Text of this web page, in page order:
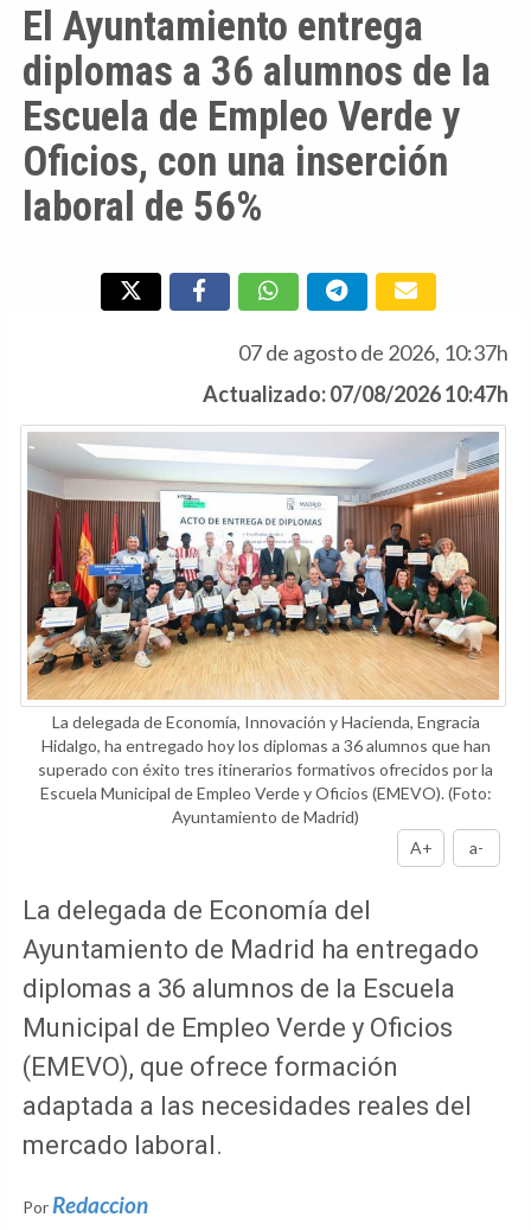
El Ayuntamiento entrega
diplomas a 36 alumnos de la
Escuela de Empleo Verde y
Oficios, con una inserción
laboral de 56%
07 de agosto de 2026, 10:37h
Actualizado: 07/08/2026 10:47h
La delegada de Economía, Innovación y Hacienda, Engracia
Hidalgo, ha entregado hoy los diplomas a 36 alumnos que han
superado con éxito tres itinerarios formativos ofrecidos por la
Escuela Municipal de Empleo Verde y Oficios (EMEVO).(Foto:
Ayuntamiento de Madrid)
A+
a-
La delegada de Economía del
Ayuntamiento de Madrid ha entregado
diplomas a 36 alumnos de la Escuela
Municipal de Empleo Verde y Oficios
(EMEVO), que ofrece formación
adaptada a las necesidades reales del
mercado laboral.
Por Redaccion